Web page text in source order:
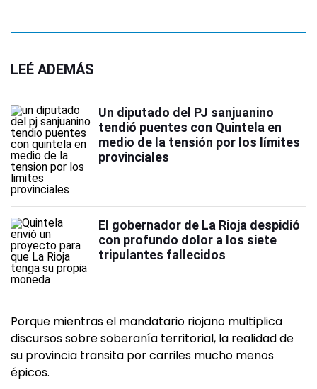
LEÉ ADEMÁS
Un diputado del PJ sanjuanino
tendió puentes con Quintela en
medio de la tensión por los límites
provinciales
El gobernador de La Rioja despidió
con profundo dolor a los siete
tripulantes fallecidos
Porque mientras el mandatario riojano multiplica
discursos sobre soberanía territorial, la realidad de
su provincia transita por carriles mucho menos
épicos.